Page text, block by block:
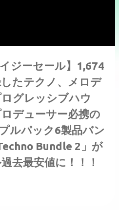
ジーセール】1,674
たテクノ、メロデ
グレッシブハウ
デューサー必携の
ルパック6製品バン
Bundle 2」が
去最安値に！！！